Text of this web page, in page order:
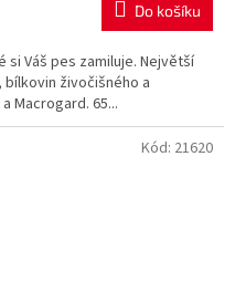
Do košíku
Váš pes zamiluje. Největší
živočišného a
Macrogard. 65...
Kód: 21620